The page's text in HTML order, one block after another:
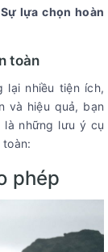
lựa chọn hoàn
toàn
lại nhiều tiện ích,
và hiệu quả, bạn
là những lưu ý cụ
phép